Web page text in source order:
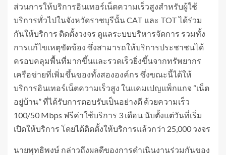
ส่วนการให้บริการอินเทอร์เน็ตความเร็วสูงสำหรับผู้ใช้
บริการทั่วไปในจังหวัดราชบุรีนั้น CAT และ TOT ได้ร่วม
กันให้บริการ ติดตั้งวงจร ดูแลระบบบริหารจัดการ รวมทั้ง
การแก้ไขเหตุขัดข้อง ซึ่งสามารถให้บริการประชาชนได้
ครอบคลุมพื้นที่มากขึ้นและรวดเร็วยิ่งขึ้นจากทรัพยากร
เครือข่ายที่เพิ่มขึ้นของทั้งสององค์กร ซึ่งขณะนี้ได้ให้
บริการอินเทอร์เน็ตความเร็วสูง ในแคมเปญแพ็กแกจ “เน็ต
อยู่บ้าน” ที่ได้รับการตอบรับเป็นอย่างดี ด้วยความเร็ว
100/50 Mbps ฟรีค่าใช้บริการ 3 เดือน นับตั้งแต่วันที่เริ่ม
เปิดให้บริการ โดยได้ติดตั้งให้บริการแล้วกว่า 25,000 วงจร
นายพุทธิพงษ์ กล่าวถึงผลดีของการดำเนินงานร่วมกันของ